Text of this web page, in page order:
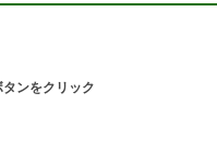
ンをクリック